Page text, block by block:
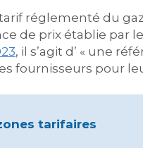
réglementé du
de prix établie par
, il s’agit d’ « une
fournisseurs pour
tarifaires